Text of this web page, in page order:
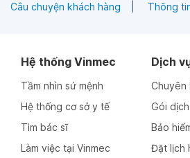
Câu chuyện khách hàng Thông
Hệ thống Vinmec
Tầm nhìn sứ mệnh
Hệ thống cơ sở y tế
Tìm bác sĩ
Làm việc tại Vinmec
Dịch
Chuyên
Gói
Bảo
Đặt lịch